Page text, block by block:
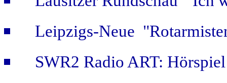
Leipzigs-Neue
SWR2 Radio ART: Hörspiel